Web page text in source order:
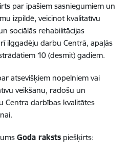
par īpašiem sasniegumiem un
izpildē, veicinot kvalitatīvu
sociālās rehabilitācijas
ilggadēju darbu Centrā, apaļās
10 (desmit) gadiem.
atsevišķiem nopelniem vai
veikšanu, radošu un
Centra darbības kvalitātes
Goda raksts piešķirts: